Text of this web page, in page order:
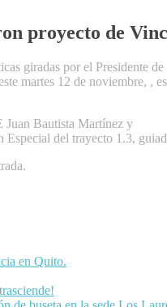
proyecto de
giradas por el Presidente
martes 12 de noviembre, ,
Juan Bautista Martínez y
Especial del trayecto 1.3,
en Quito.